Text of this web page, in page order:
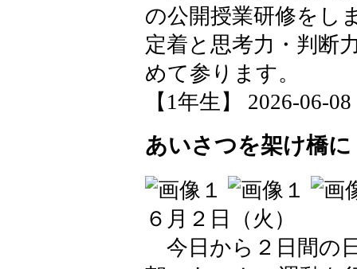
の公開授業研修をし
定着と思考力・判断
めて参ります。
【1年生】 2026-06-
あいさつを架け橋
６月２日（火）
今日から２日間の